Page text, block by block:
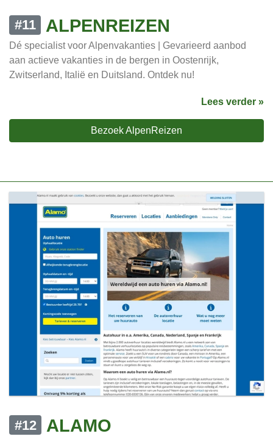
#11 ALPENREIZEN
Dé specialist voor Alpenvakanties | Gevarieerd aanbod
aan actieve vakanties in de bergen in Oostenrijk,
Zwitserland, Italië en Duitsland. Ontdek nu!
Lees verder »
Bezoek AlpenReizen
#12 ALAMO